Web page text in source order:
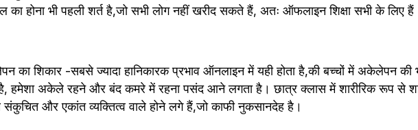
का होना भी पहली शर्त है,जो सभी लोग नहीं खरीद सकते हैं, अतः ऑफलाइन शिक्षा सभी के लिए
का शिकार -सबसे ज्यादा हानिकारक प्रभाव ऑनलाइन में यही होता है,की बच्चों में अकेलेपन की
है, हमेशा अकेले रहने और बंद कमरे में रहना पसंद आने लगता है। छात्र क्लास में शारीरिक रूप से
संकुचित और एकांत व्यक्तित्व वाले होने लगे हैं,जो काफी नुकसानदेह है।